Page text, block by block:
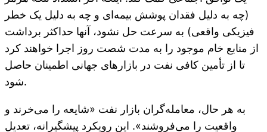
(چه به دلیل فقدان پوشش بیمه‌ای و چه به دلیل یک خطر
فیزیکی واقعی) به سرعت حل نشود، آنها حداکثر برداشت
از منابع خام موجود را به مدت شصت روز اجرا خواهند کرد
تا از تأمین کافی نفت در بازارهای جهانی اطمینان حاصل
شود.
به هر حال، معامله‌گران بازار نفت «شایعه را می‌خرند و
واقعیت را می‌فروشند». این رویکرد پیشگیرانه، تعدیل